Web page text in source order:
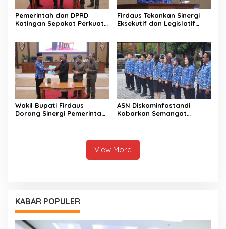
Pemerintah dan DPRD
Katingan Sepakat Perkuat
Firdaus Tekankan Sinergi
Eksekutif dan Legislatif
Wakil Bupati Firdaus
Dorong Sinergi Pemerintah
ASN Diskominfostandi
Kobarkan Semangat
View More
KABAR POPULER